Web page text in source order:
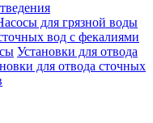
для грязной воды
вод c фекалиями
Установки для отвода
для отвода сточных